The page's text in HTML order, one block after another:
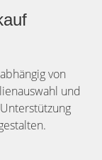
von
und